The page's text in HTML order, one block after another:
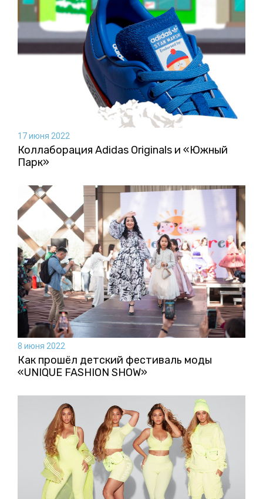
17 июня 2022
Коллаборация Аdidas Originals и «Южный
Парк»
8 июня 2022
Как прошёл детский фестиваль моды
«UNIQUE FASHION SHOW»